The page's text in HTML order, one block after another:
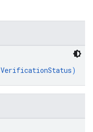
VerificationStatus)